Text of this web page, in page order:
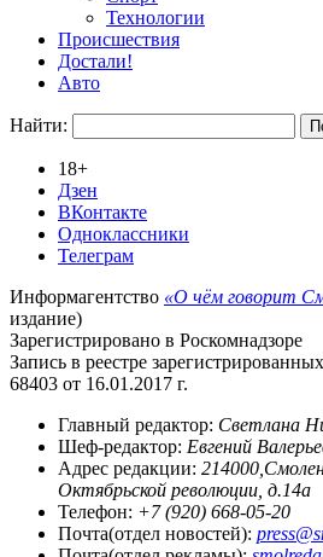
Технологии
Происшествия
Достали!
Авто
Найти:
18+
Дзен
ВКонтакте
Одноклассники
Телеграм
Информагентство «О чём говорит
издание)
Зарегистрировано в Роскомнадзоре
Запись в реестре
68403 от 16.01.2017 г.
Главный редактор: Светлана
Шеф-редактор: Евгений
Адрес редакции:
Октябрьской революции, д.14а
Телефон: +7 (920) 668-05-20
Почта(отдел новостей):